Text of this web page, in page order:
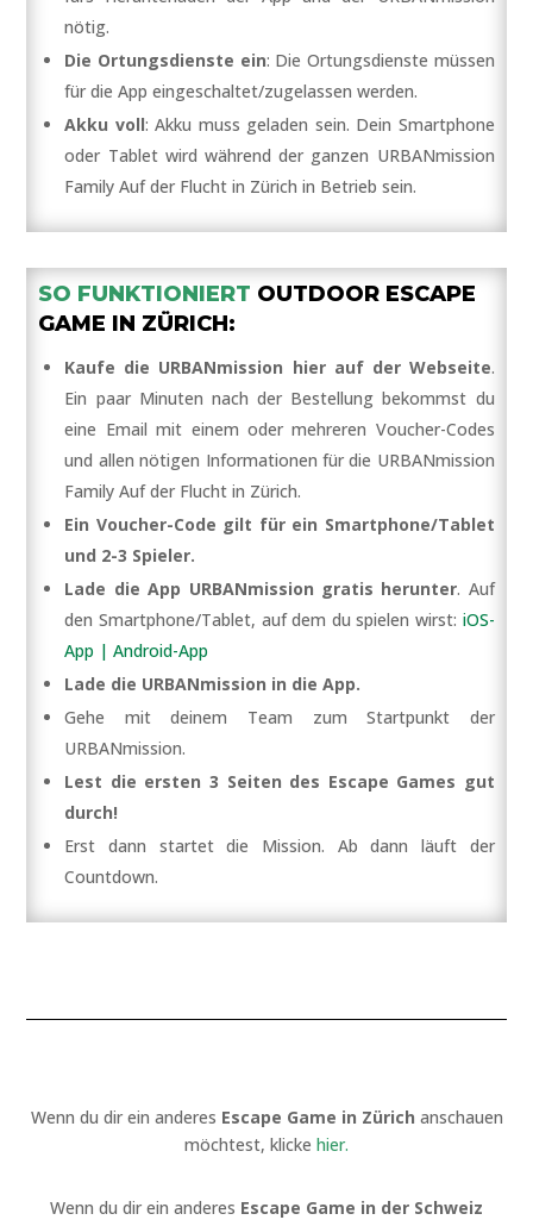
nötig.
Die Ortungsdienste ein: Die Ortungsdienste müssen
für die App eingeschaltet/zugelassen werden.
Akku voll: Akku muss geladen sein. Dein Smartphone
oder Tablet wird während der ganzen URBANmission
Family Auf der Flucht in Zürich in Betrieb sein.
SO FUNKTIONIERT OUTDOOR ESCAPE
GAME IN ZÜRICH:
Kaufe die URBANmission hier auf der Webseite.
Ein paar Minuten nach der Bestellung bekommst du
eine Email mit einem oder mehreren Voucher-Codes
und allen nötigen Informationen für die URBANmission
Family Auf der Flucht in Zürich.
Ein Voucher-Code gilt für ein Smartphone/Tablet
und 2-3 Spieler.
Lade die App URBANmission gratis herunter. Auf
den Smartphone/Tablet, auf dem du spielen wirst: iOS-
App |Android-App
Lade die URBANmission in die App.
Gehe mit deinem Team zum Startpunkt der
URBANmission.
Lest die ersten 3 Seiten des Escape Games gut
durch!
Erst dann startet die Mission. Ab dann läuft der
Countdown.
Wenn du dir ein anderes Escape Game in Zürich anschauen
möchtest, klicke hier.
Wenn du dir ein anderes Escape Game in der Schweiz